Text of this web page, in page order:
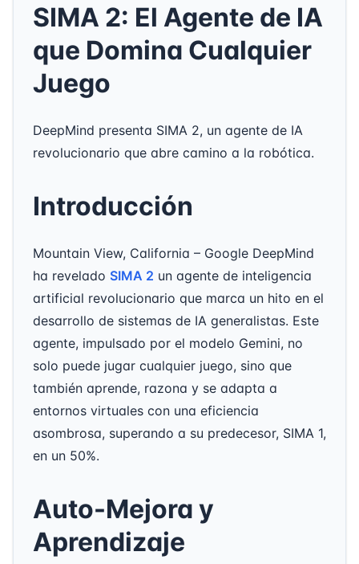
SIMA 2: El Agente de IA
que Domina Cualquier
Juego
DeepMind presenta SIMA 2, un agente de IA
revolucionario que abre camino a la robótica.
Introducción
Mountain View, California – Google DeepMind
ha revelado SIMA 2 un agente de inteligencia
artificial revolucionario que marca un hito en el
desarrollo de sistemas de IA generalistas. Este
agente, impulsado por el modelo Gemini, no
solo puede jugar cualquier juego, sino que
también aprende, razona y se adapta a
entornos virtuales con una eficiencia
asombrosa, superando a su predecesor, SIMA 1,
en un 50%.
Auto-Mejora y
Aprendizaje